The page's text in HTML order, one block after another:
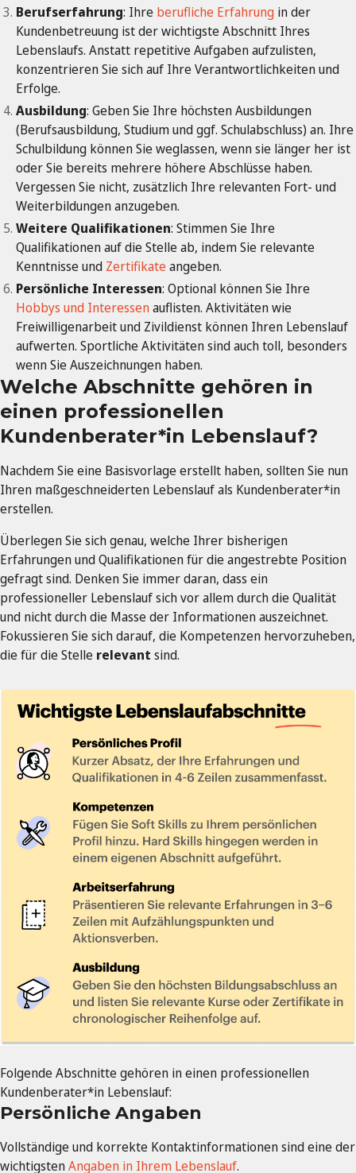
Berufserfahrung: Ihre berufliche Erfahrung in der
Kundenbetreuung ist der wichtigste Abschnitt Ihres
Lebenslaufs. Anstatt repetitive Aufgaben aufzulisten,
konzentrieren Sie sich auf Ihre Verantwortlichkeiten und
Erfolge.
Ausbildung: Geben Sie Ihre höchsten Ausbildungen
(Berufsausbildung, Studium und ggf. Schulabschluss) an. Ihre
Schulbildung können Sie weglassen, wenn sie länger her ist
oder Sie bereits mehrere höhere Abschlüsse haben.
Vergessen Sie nicht, zusätzlich Ihre relevanten Fort- und
Weiterbildungen anzugeben.
Weitere Qualifikationen: Stimmen Sie Ihre
Qualifikationen auf die Stelle ab, indem Sie relevante
Kenntnisse und Zertifikateangeben.
Persönliche Interessen: Optional können Sie Ihre
Hobbys und Interessenauflisten. Aktivitäten wie
Freiwilligenarbeit und Zivildienst können Ihren Lebenslauf
aufwerten. Sportliche Aktivitäten sind auch toll, besonders
wenn Sie Auszeichnungen haben.
Welche Abschnitte gehören in
einen professionellen
Kundenberater*in Lebenslauf?
Nachdem Sie eine Basisvorlage erstellt haben, sollten Sie nun
Ihren maßgeschneiderten Lebenslauf als Kundenberater*in
erstellen.
Überlegen Sie sich genau, welche Ihrer bisherigen
Erfahrungen und Qualifikationen für die angestrebte Position
gefragt sind. Denken Sie immer daran, dass ein
professioneller Lebenslauf sich vor allem durch die Qualität
und nicht durch die Masse der Informationen auszeichnet.
Fokussieren Sie sich darauf, die Kompetenzen hervorzuheben,
die für die Stelle relevant sind.
Folgende Abschnitte gehören in einen professionellen
Kundenberater*in Lebenslauf:
Persönliche Angaben
Vollständige und korrekte Kontaktinformationen sind eine der
wichtigstenAngaben in Ihrem Lebenslauf.